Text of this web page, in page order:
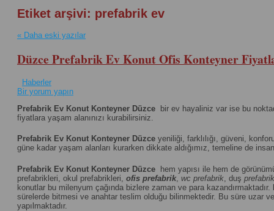
Etiket arşivi: prefabrik ev
« Daha eski yazılar
Düzce Prefabrik Ev Konut Ofis Konteyner
Haberler
Bir yorum yapın
Prefabrik Ev Konut Konteyner Düzce bir ev hayaliniz var ise bu
fiyatlara yaşam alanınızı kurabilirsiniz.
Prefabrik Ev Konut Konteyner Düzce yeniliği, farklılığı, güveni,
güne kadar yaşam alanları kurarken dikkate aldığımız, temeline de
Prefabrik Ev Konut Konteyner Düzce hem yapısı ile hem de
prefabrikleri, okul prefabrikleri, ofis prefabrik, wc prefabrik , duş prefabrik
konutlar bu milenyum çağında bizlere zaman ve para kazandırmaktadır.
sürelerde bitmesi ve anahtar teslim olduğu bilinmektedir. Bu süre uzar
yapılmaktadır.